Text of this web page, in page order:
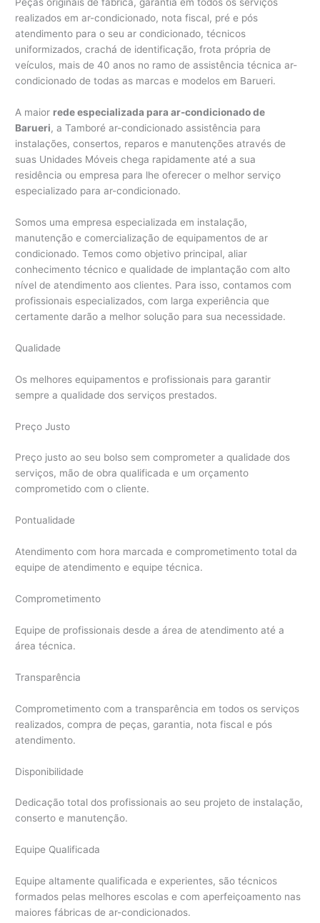
Peças originais de fábrica, garantia em todos os serviços
realizados em ar-condicionado, nota fiscal, pré e pós
atendimento para o seu ar condicionado, técnicos
uniformizados, crachá de identificação, frota própria de
veículos, mais de 40 anos no ramo de assistência técnica ar-
condicionado de todas as marcas e modelos em Barueri.
A maior rede especializada para ar-condicionado de
Barueri, a Tamboré ar-condicionado assistência para
instalações, consertos, reparos e manutenções através de
suas Unidades Móveis chega rapidamente até a sua
residência ou empresa para lhe oferecer o melhor serviço
especializado para ar-condicionado.
Somos uma empresa especializada em instalação,
manutenção e comercialização de equipamentos de ar
condicionado. Temos como objetivo principal, aliar
conhecimento técnico e qualidade de implantação com alto
nível de atendimento aos clientes. Para isso, contamos com
profissionais especializados, com larga experiência que
certamente darão a melhor solução para sua necessidade.
Qualidade
Os melhores equipamentos e profissionais para garantir
sempre a qualidade dos serviços prestados.
Preço Justo
Preço justo ao seu bolso sem comprometer a qualidade dos
serviços, mão de obra qualificada e um orçamento
comprometido com o cliente.
Pontualidade
Atendimento com hora marcada e comprometimento total da
equipe de atendimento e equipe técnica.
Comprometimento
Equipe de profissionais desde a área de atendimento até a
área técnica.
Transparência
Comprometimento com a transparência em todos os serviços
realizados, compra de peças, garantia, nota fiscal e pós
atendimento.
Disponibilidade
Dedicação total dos profissionais ao seu projeto de instalação,
conserto e manutenção.
Equipe Qualificada
Equipe altamente qualificada e experientes, são técnicos
formados pelas melhores escolas e com aperfeiçoamento nas
maiores fábricas de ar-condicionados.